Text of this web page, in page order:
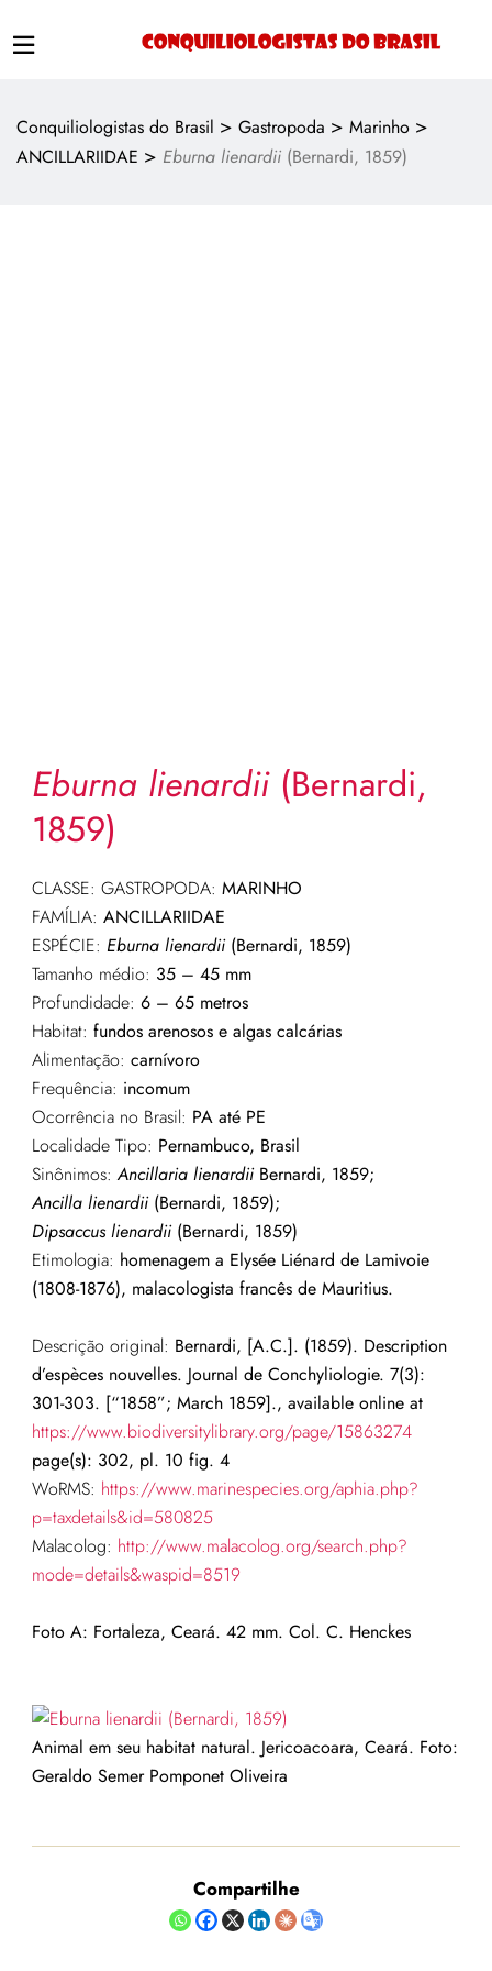
Conquiliologistas do Brasil > Gastropoda > Marinho >
ANCILLARIIDAE > Eburna lienardii (Bernardi, 1859)
Eburna lienardii(Bernardi,
1859)
CLASSE: GASTROPODA: MARINHO
FAMÍLIA: ANCILLARIIDAE
ESPÉCIE: Eburna lienardii(Bernardi, 1859)
Tamanho médio: 35 – 45 mm
Profundidade: 6 – 65 metros
Habitat: fundos arenosos e algas calcárias
Alimentação: carnívoro
Frequência: incomum
Ocorrência no Brasil: PAaté PE
Localidade Tipo: Pernambuco, Brasil
Sinônimos:Ancillaria lienardiiBernardi, 1859;
Ancilla lienardii(Bernardi, 1859);
Dipsaccus lienardii(Bernardi, 1859)
Etimologia: homenagem a Elysée Liénard de Lamivoie
(1808-1876), malacologista francês de Mauritius.
Descrição original: Bernardi, [A.C.]. (1859). Description
d’espèces nouvelles. Journal de Conchyliologie. 7(3):
301-303. [“1858”; March 1859]., available online at
https://www.biodiversitylibrary.org/page/15863274
page(s): 302, pl. 10 fig. 4
WoRMS: https://www.marinespecies.org/aphia.php?
p=taxdetails&id=580825
Malacolog: http://www.malacolog.org/search.php?
mode=details&waspid=8519
Foto A: Fortaleza, Ceará. 42 mm. Col. C. Henckes
Animal em seu habitat natural. Jericoacoara, Ceará. Foto:
Geraldo Semer Pomponet Oliveira
Compartilhe